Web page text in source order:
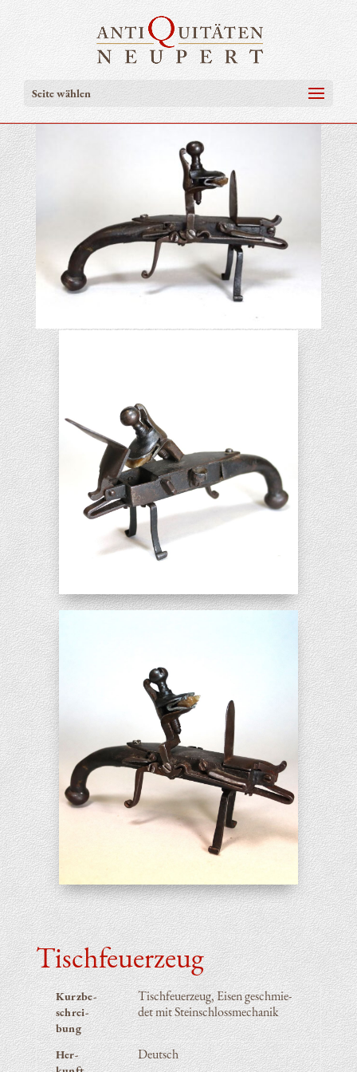
Seite wählen
Tisch­feu­er­zeug
Kurz­be­
schrei­
bung
Tisch­feu­er­zeug, Eisen geschmie­
det mit Steinschlossmechanik
Her­
Deutsch